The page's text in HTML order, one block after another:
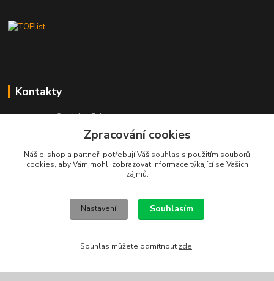
Kontakty
Stanislav Fuks
605 703 535
Po-Čt 7.00 - 16.00 hod. Pá 7.00 - 12.00 hod.
info@schodyplus.cz
Copyright (c) 2012-2026 SCHODYPLUS všechna práva vyhrazena
Zpracování cookies
Náš e-shop a partneři potřebují Váš souhlas s použitím souborů
cookies, aby Vám mohli zobrazovat informace týkající se Vašich
zájmů.
Nastavení Souhlasím
Souhlas můžete odmítnout zde.